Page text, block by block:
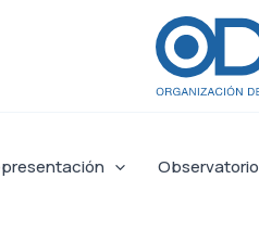
Observatorio